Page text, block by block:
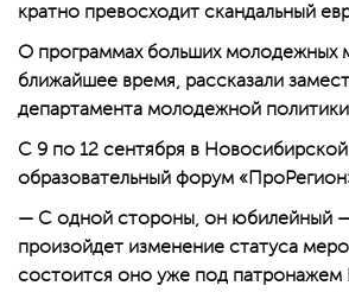
кратно превосходит скандальный
О программах больших молодежных
ближайшее время, рассказали
департамента молодежной
С 9 по 12 сентября в
образовательный форум
— С одной стороны, он юбилейный —
произойдет изменение статуса
состоится оно уже под